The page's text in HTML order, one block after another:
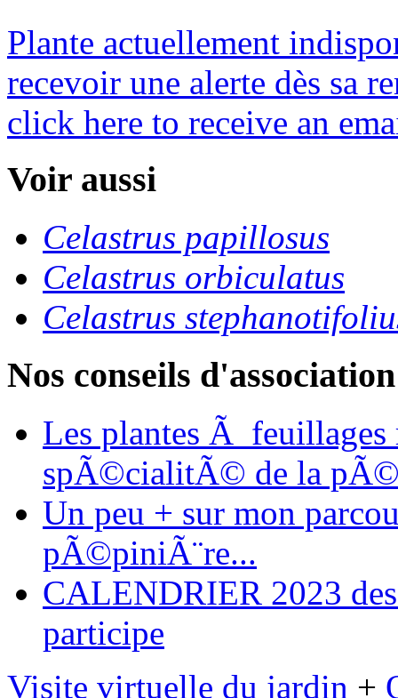
Plante actuellement
recevoir une alerte dès sa
click here to receive an
Voir aussi
Celastrus papillosus
Celastrus orbiculatus
Celastrus
Nos conseils d'association
Les plantes Ã feuillages
spÃ©cialitÃ© de la
Un peu + sur mon
pÃ©piniÃ¨re...
CALENDRIER 2023
participe
Visite virtuelle du jardin +